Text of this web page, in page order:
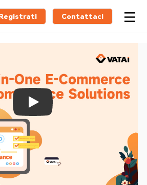
Contattaci
Play
del Prodotto